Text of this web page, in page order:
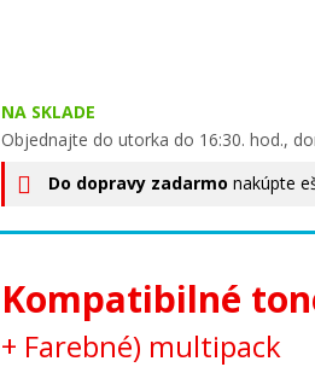
NA SKLADE
Objednajte do utorka do 16:30. hod.,
Do dopravy zadarmo nakúpte
Kompatibilné
+ Farebné) multipack